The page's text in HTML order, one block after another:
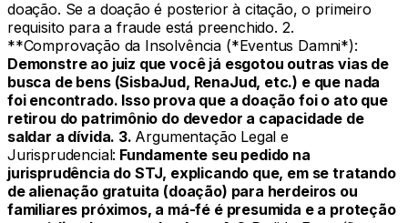
doação. Se a doação é posterior à citação, o primeiro
requisito para a fraude está preenchido. 2.
**Comprovação da Insolvência (*Eventus Damni*):
Demonstre ao juiz que você já esgotou outras vias de
busca de bens (SisbaJud, RenaJud, etc.) e que nada
foi encontrado. Isso prova que a doação foi o ato que
retirou do patrimônio do devedor a capacidade de
saldar a dívida. 3. Argumentação Legal e
Jurisprudencial: Fundamente seu pedido na
jurisprudência do STJ, explicando que, em se tratando
de alienação gratuita (doação) para herdeiros ou
familiares próximos, a má-fé é presumida e a proteção